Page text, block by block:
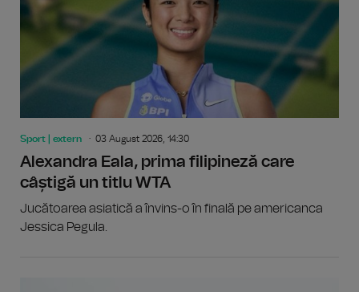
Sport | extern 03 August 2026, 14:30
Alexandra Eala, prima filipineză care
câștigă un titlu WTA
Jucătoarea asiatică a învins-o în finală pe americanca
Jessica Pegula.